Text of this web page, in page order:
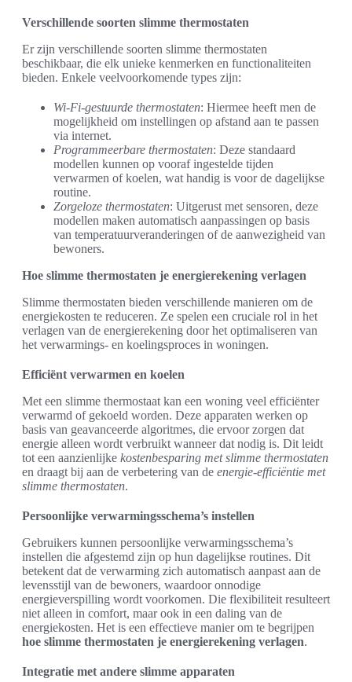
Verschillende soorten slimme thermostaten
Er zijn verschillende soorten slimme thermostaten
beschikbaar, die elk unieke kenmerken en functionaliteiten
bieden. Enkele veelvoorkomende types zijn:
Wi-Fi-gestuurde thermostaten: Hiermee heeft men de
mogelijkheid om instellingen op afstand aan te passen
via internet.
Programmeerbare thermostaten: Deze standaard
modellen kunnen op vooraf ingestelde tijden
verwarmen of koelen, wat handig is voor de dagelijkse
routine.
Zorgeloze thermostaten: Uitgerust met sensoren, deze
modellen maken automatisch aanpassingen op basis
van temperatuurveranderingen of de aanwezigheid van
bewoners.
Hoe slimme thermostaten je energierekening verlagen
Slimme thermostaten bieden verschillende manieren om de
energiekosten te reduceren. Ze spelen een cruciale rol in het
verlagen van de energierekening door het optimaliseren van
het verwarmings- en koelingsproces in woningen.
Efficiënt verwarmen en koelen
Met een slimme thermostaat kan een woning veel efficiënter
verwarmd of gekoeld worden. Deze apparaten werken op
basis van geavanceerde algoritmes, die ervoor zorgen dat
energie alleen wordt verbruikt wanneer dat nodig is. Dit leidt
tot een aanzienlijke kostenbesparing met slimme thermostaten
en draagt bij aan de verbetering van de energie-efficiëntie met
slimme thermostaten.
Persoonlijke verwarmingsschema’s instellen
Gebruikers kunnen persoonlijke verwarmingsschema’s
instellen die afgestemd zijn op hun dagelijkse routines. Dit
betekent dat de verwarming zich automatisch aanpast aan de
levensstijl van de bewoners, waardoor onnodige
energieverspilling wordt voorkomen. Die flexibiliteit resulteert
niet alleen in comfort, maar ook in een daling van de
energiekosten. Het is een effectieve manier om te begrijpen
hoe slimme thermostaten je energierekening verlagen.
Integratie met andere slimme apparaten